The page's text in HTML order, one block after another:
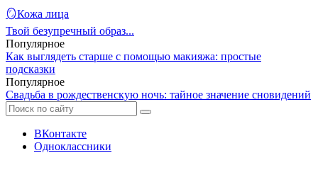
🪞Кожа лица
Твой безупречный образ...
Популярное
Как выглядеть старше с помощью макияжа: простые
подсказки
Популярное
Свадьба в рождественскую ночь: тайное значение сновидений
ВКонтакте
Одноклассники